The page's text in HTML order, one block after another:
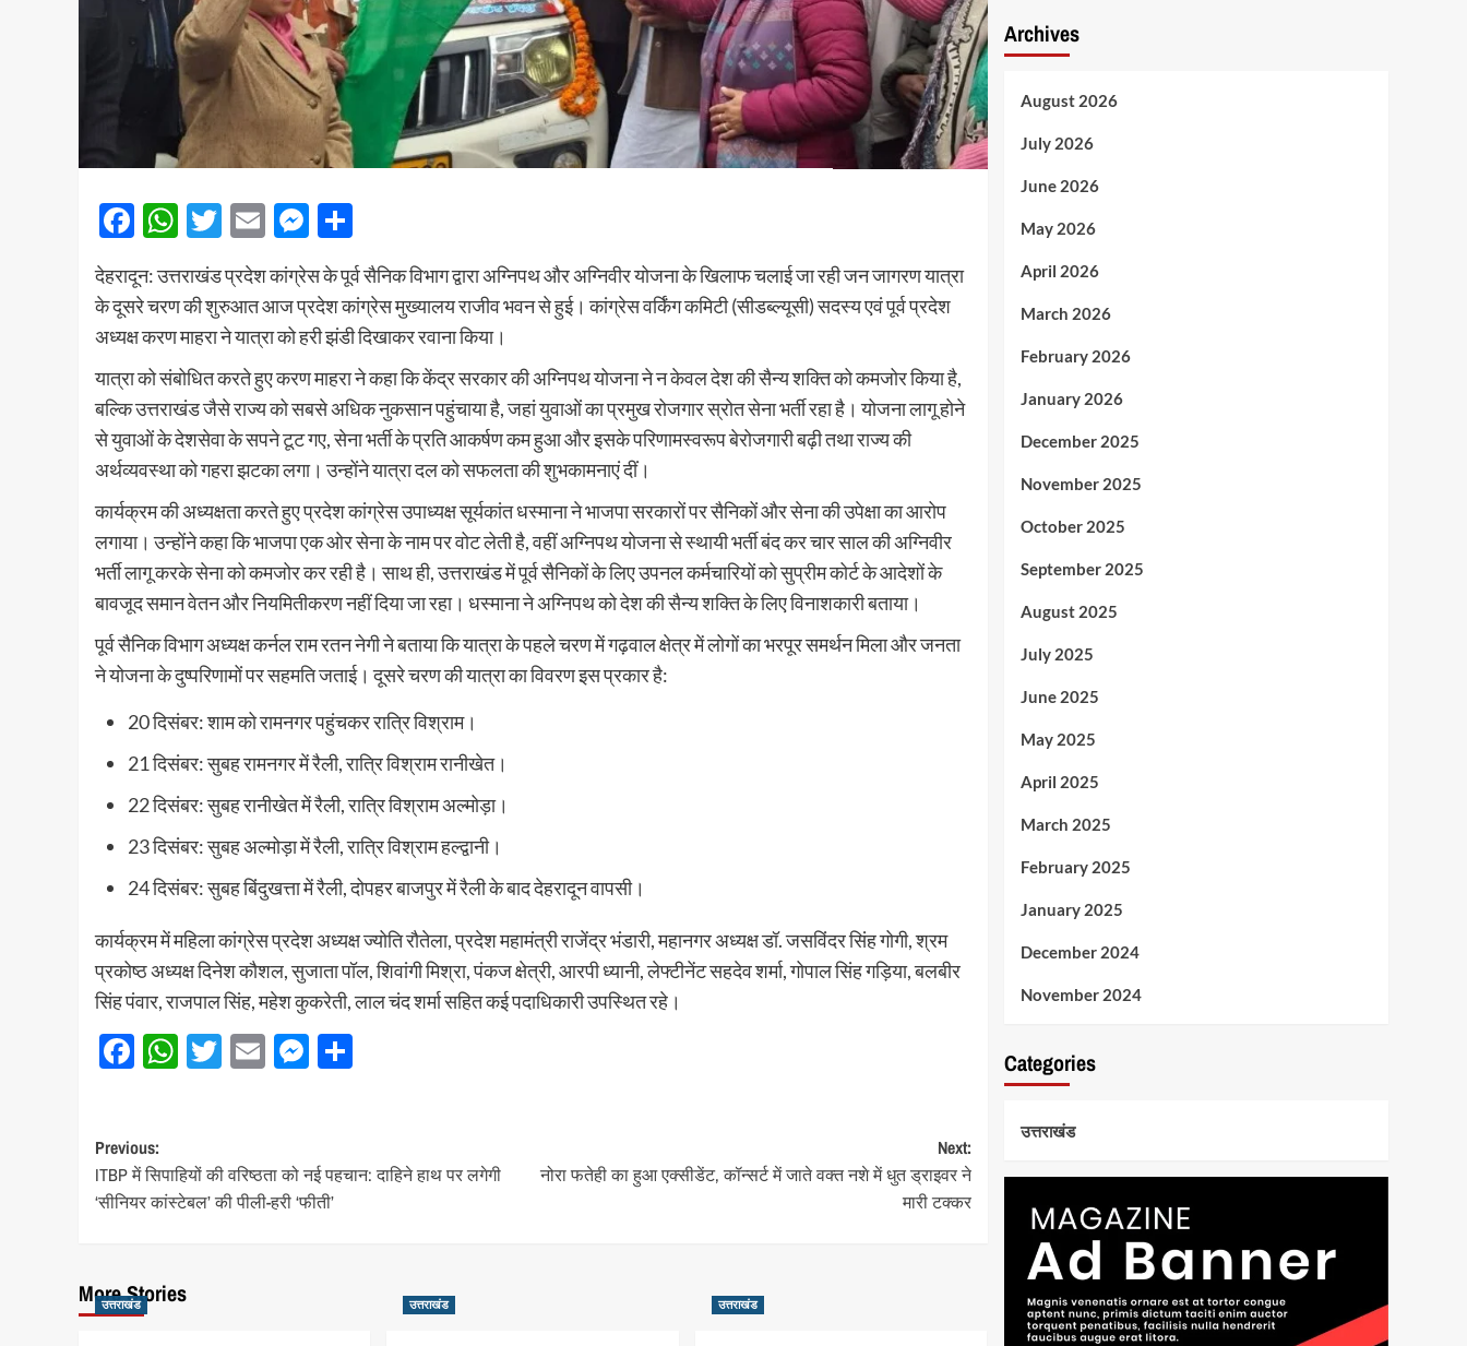
Facebook
WhatsApp
Twitter
EmailMessenger
देहरादून: उत्तराखंड प्रदेश कांग्रेस के पूर्व सैनिक विभाग द्वारा अग्निपथ और अग्निवीर योजना के खिलाफ चलाई जा रही जन जागरण यात्रा
के दूसरे चरण की शुरुआत आज प्रदेश कांग्रेस मुख्यालय राजीव भवन से हुई। कांग्रेस वर्किंग कमिटी (सीडब्ल्यूसी) सदस्य एवं पूर्व प्रदेश
अध्यक्ष करण माहरा ने यात्रा को हरी झंडी दिखाकर रवाना किया।
यात्रा को संबोधित करते हुए करण माहरा ने कहा कि केंद्र सरकार की अग्निपथ योजना ने न केवल देश की सैन्य शक्ति को कमजोर किया है,
बल्कि उत्तराखंड जैसे राज्य को सबसे अधिक नुकसान पहुंचाया है, जहां युवाओं का प्रमुख रोजगार स्रोत सेना भर्ती रहा है। योजना लागू होने
से युवाओं के देशसेवा के सपने टूट गए, सेना भर्ती के प्रति आकर्षण कम हुआ और इसके परिणामस्वरूप बेरोजगारी बढ़ी तथा राज्य की
अर्थव्यवस्था को गहरा झटका लगा। उन्होंने यात्रा दल को सफलता की शुभकामनाएं दीं।
कार्यक्रम की अध्यक्षता करते हुए प्रदेश कांग्रेस उपाध्यक्ष सूर्यकांत धस्माना ने भाजपा सरकारों पर सैनिकों और सेना की उपेक्षा का आरोप
लगाया। उन्होंने कहा कि भाजपा एक ओर सेना के नाम पर वोट लेती है, वहीं अग्निपथ योजना से स्थायी भर्ती बंद कर चार साल की अग्निवीर
भर्ती लागू करके सेना को कमजोर कर रही है। साथ ही, उत्तराखंड में पूर्व सैनिकों के लिए उपनल कर्मचारियों को सुप्रीम कोर्ट के आदेशों के
बावजूद समान वेतन और नियमितीकरण नहीं दिया जा रहा। धस्माना ने अग्निपथ को देश की सैन्य शक्ति के लिए विनाशकारी बताया।
पूर्व सैनिक विभाग अध्यक्ष कर्नल राम रतन नेगी ने बताया कि यात्रा के पहले चरण में गढ़वाल क्षेत्र में लोगों का भरपूर समर्थन मिला और जनता
ने योजना के दुष्परिणामों पर सहमति जताई। दूसरे चरण की यात्रा का विवरण इस प्रकार है:
20 दिसंबर: शाम को रामनगर पहुंचकर रात्रि विश्राम।
21 दिसंबर: सुबह रामनगर में रैली, रात्रि विश्राम रानीखेत।
22 दिसंबर: सुबह रानीखेत में रैली, रात्रि विश्राम अल्मोड़ा।
23 दिसंबर: सुबह अल्मोड़ा में रैली, रात्रि विश्राम हल्द्वानी।
24 दिसंबर: सुबह बिंदुखत्ता में रैली, दोपहर बाजपुर में रैली के बाद देहरादून वापसी।
कार्यक्रम में महिला कांग्रेस प्रदेश अध्यक्ष ज्योति रौतेला, प्रदेश महामंत्री राजेंद्र भंडारी, महानगर अध्यक्ष डॉ. जसविंदर सिंह गोगी, श्रम
प्रकोष्ठ अध्यक्ष दिनेश कौशल, सुजाता पॉल, शिवांगी मिश्रा, पंकज क्षेत्री, आरपी ध्यानी, लेफ्टीनेंट सहदेव शर्मा, गोपाल सिंह गड़िया, बलबीर
सिंह पंवार, राजपाल सिंह, महेश कुकरेती, लाल चंद शर्मा सहित कई पदाधिकारी उपस्थित रहे।
Facebook
WhatsApp
Twitter
EmailMessenger
Post
navigation
Previous:
ITBP में सिपाहियों की वरिष्ठता को नई पहचान: दाहिने हाथ पर लगेगी
‘सीनियर कांस्टेबल’ की पीली-हरी ‘फीती’
Next:
नोरा फतेही का हुआ एक्सीडेंट, कॉन्सर्ट में जाते वक्त नशे में धुत ड्राइवर ने
मारी टक्कर
More Stories
उत्तराखंड उत्तराखंड उत्तराखंड
Archives
August 2026
July 2026
June 2026
May 2026
April 2026
March 2026
February 2026
January 2026
December 2025
November 2025
October 2025
September 2025
August 2025
July 2025
June 2025
May 2025
April 2025
March 2025
February 2025
January 2025
December 2024
November 2024
Categories
उत्तराखंड